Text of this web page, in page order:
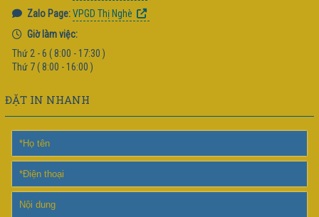
Zalo Page: VPGD Thị Nghè
Giờ làm việc:
Thứ 2 - 6 ( 8:00 - 17:30 )
Thứ 7 ( 8:00 - 16:00 )
ĐẶT IN NHANH